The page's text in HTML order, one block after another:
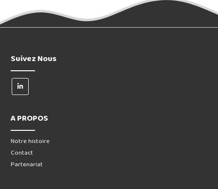
Suivez Nous
A PROPOS
Notre histoire
Contact
Partenariat